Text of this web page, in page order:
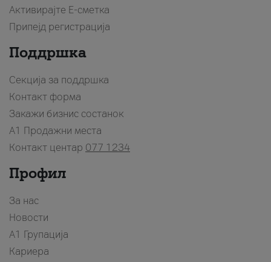
Активирајте Е-сметка
Припејд регистрација
Поддршка
Секција за поддршка
Контакт форма
Закажи бизнис состанок
A1 Продажни места
Контакт центар 077 1234
Профил
За нас
Новости
А1 Групација
Кариера